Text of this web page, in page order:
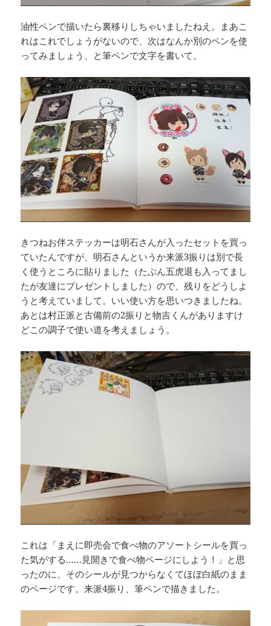
油性ペンで描いたら裏移りしちゃいましたねえ。まあこ
れはこれでしょうがないので、次はなんか別のペンを使
ってみましょう、と筆ペンで文字を書いて。
きつねお伴ステッカーは明石さんが入ったセットを買っ
ていたんですが、明石さんというか来派3振りは別で長
く使うところに貼りました（たぶん五虎退も入ってまし
たが友達にプレゼントしました）ので、残りをどうしよ
うと考えていまして。いい使い方を思いつきましたね。
あとは村正派と古備前の2振りと物吉くんがありますけ
どこの調子で使い道を考えましょう。
これは「まえに即売会で食べ物のアソートシールを買っ
た気がする……見開きで食べ物ページにしよう！」と思
ったのに、そのシールが見つからなくてほぼ白紙のまま
のページです。来派4振り、筆ペンで描きました。